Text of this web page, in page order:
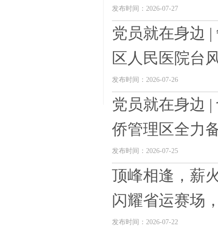
发布时间：2026-07-27
党员就在身边
区人民医院台
发布时间：2026-07-26
党员就在身边
侨管理区全力
发布时间：2026-07-25
顶峰相逢，薪
闪耀省运赛场
发布时间：2026-07-22